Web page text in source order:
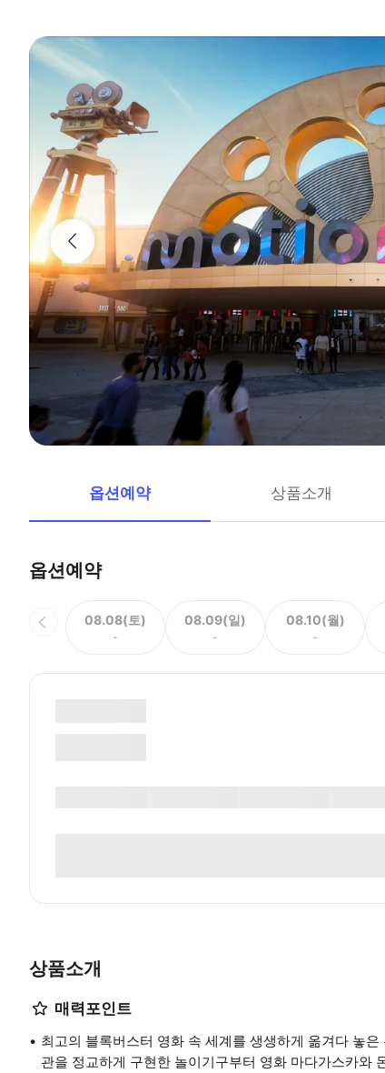
옵션예약 상품소개
옵션예약
08.08(토)
-
08.09(일)
-
08.10(월)
-
상품소개
매력포인트
최고의 블록버스터 영화 속 세계를 생생하게 옮겨다 놓
관을 정교하게 구현한 놀이기구부터 영화 마다가스카와